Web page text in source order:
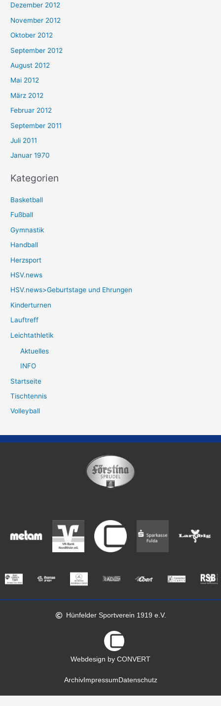
Dezember 2012
November 2012
Oktober 2012
September 2012
August 2012
Mai 2012
März 2012
Februar 2012
September 2011
Juli 2011
Januar 1970
Kategorien
Basketball
Fußball
Gymnastik
Handball
Herzsport
HSV.news
HSV.news>Geburtstage und Ehrungen
Kinderturnen
Lauftreff
Leichtathletik
Aktuelles
INFO
Startseite
Tischtennis
Volleyball
Hünfelder Sportverein 1919 e.V.
Webdesign by CONVERT
ArchivImpressumDatenschutz